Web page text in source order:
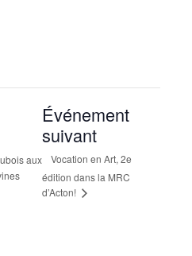
aux
Événement
suivant
Vocation en Art, 2e
édition dans la MRC
d’Acton!